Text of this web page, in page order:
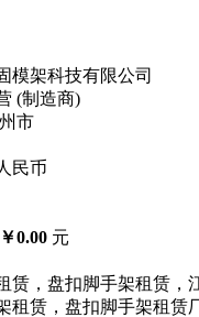
模架科技有限公司
(制造商)
市
民币
￥0.00 元
赁，盘扣脚手架租赁，
租赁，盘扣脚手架租赁